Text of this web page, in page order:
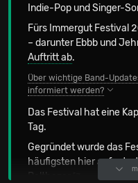
Indie-Pop und Singer-
Fürs Immergut Festival
– darunter Ebbb und
Auftritt ab.
Über wichtige Band-
informiert werden?
Das Festival hat eine
Tag.
Gegründet wurde das
häufigsten hier
Balthazar